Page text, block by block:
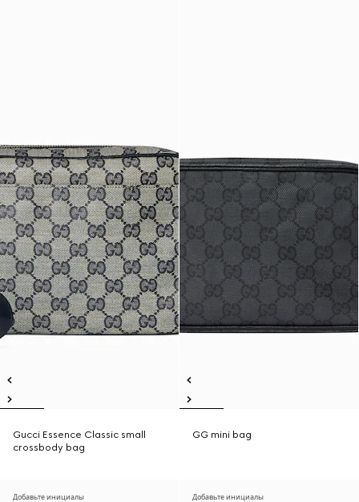
Gucci Essence Classic small
crossbody bag
GG mini bag
Добавьте инициалы Добавьте инициалы